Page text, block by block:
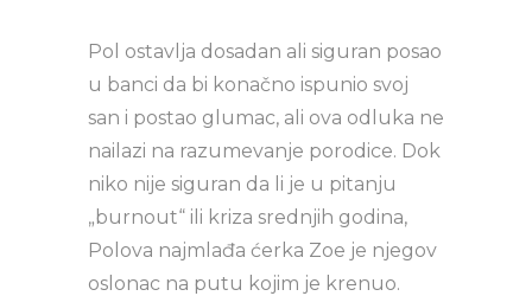
Pol ostavlja dosadan ali siguran posao
u banci da bi konačno ispunio svoj
san i postao glumac, ali ova odluka ne
nailazi na razumevanje porodice. Dok
niko nije siguran da li je u pitanju
„burnout“ ili kriza srednjih godina,
Polova najmlađa ćerka Zoe je njegov
oslonac na putu kojim je krenuo.